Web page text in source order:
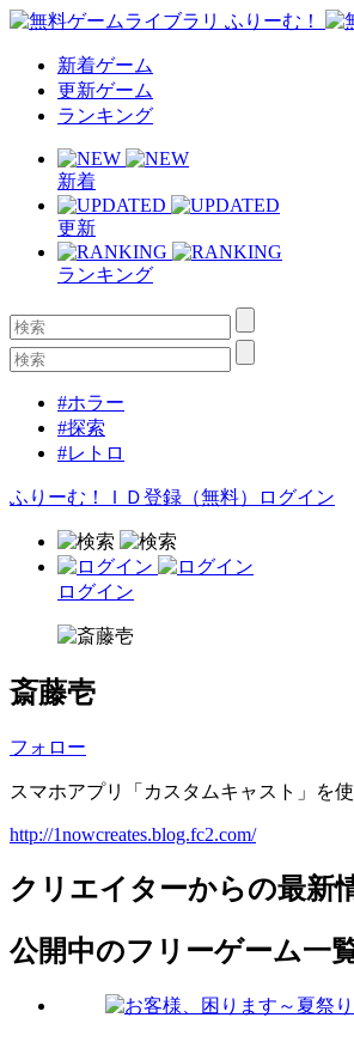
新着ゲーム
更新ゲーム
ランキング
新着
更新
ランキング
#ホラー
#探索
#レトロ
ふりーむ！ＩＤ登録（無料） ログイン
ログイン
斎藤壱
フォロー
スマホアプリ「カスタムキャスト」を
http://1nowcreates.blog.fc2.com/
クリエイターからの最新
公開中のフリーゲーム一